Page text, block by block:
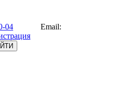
04
Email: